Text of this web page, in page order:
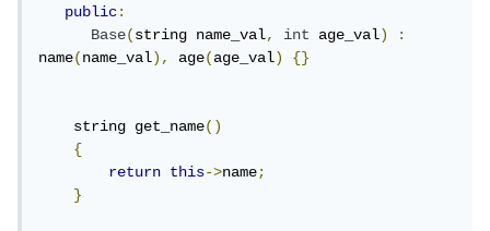
public:
Base(string name_val, int age_val)
:
name(name_val), age(age_val) {}
    string get_name
()
{
return
this->name;
}